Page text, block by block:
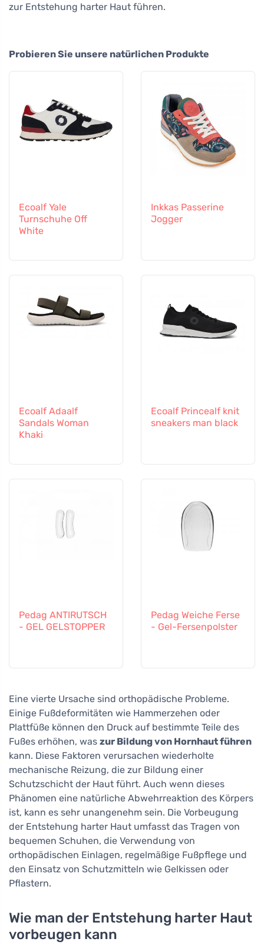
zur Entstehung harter Haut führen.
Probieren Sie unsere natürlichen Produkte
Ecoalf Yale
Turnschuhe Off
White
Inkkas Passerine
Jogger
Ecoalf Adaalf
Sandals Woman
Khaki
Ecoalf Princealf knit
sneakers man black
Pedag ANTIRUTSCH
- GEL GELSTOPPER
Pedag Weiche Ferse
- Gel-Fersenpolster
Eine vierte Ursache sind orthopädische Probleme.
Einige Fußdeformitäten wie Hammerzehen oder
Plattfüße können den Druck auf bestimmte Teile des
Fußes erhöhen, was zur Bildung von Hornhaut führen
kann. Diese Faktoren verursachen wiederholte
mechanische Reizung, die zur Bildung einer
Schutzschicht der Haut führt. Auch wenn dieses
Phänomen eine natürliche Abwehrreaktion des Körpers
ist, kann es sehr unangenehm sein. Die Vorbeugung
der Entstehung harter Haut umfasst das Tragen von
bequemen Schuhen, die Verwendung von
orthopädischen Einlagen, regelmäßige Fußpflege und
den Einsatz von Schutzmitteln wie Gelkissen oder
Pflastern.
Wie man der Entstehung harter Haut
vorbeugen kann